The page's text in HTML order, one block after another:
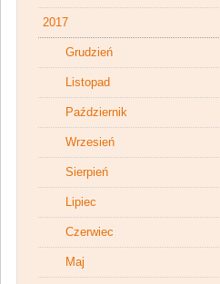
2017
Grudzień
Listopad
Październik
Wrzesień
Sierpień
Lipiec
Czerwiec
Maj